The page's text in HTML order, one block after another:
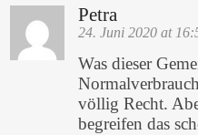
Petra
24. Juni 2020 at
Was dieser
völlig Recht.
begreifen das